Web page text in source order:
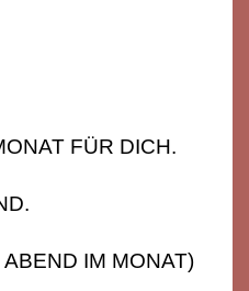
FÜR DICH.
IM MONAT)